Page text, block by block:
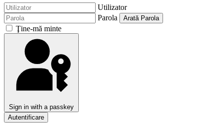
Utilizator
Parola
Arată Parola
Ţine-mă minte
Sign in with a passkey
Autentificare